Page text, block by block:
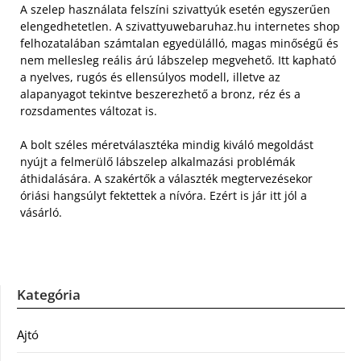
A szelep használata felszíni szivattyúk esetén egyszerűen
elengedhetetlen. A szivattyuwebaruhaz.hu internetes shop
felhozatalában számtalan egyedülálló, magas minőségű és
nem mellesleg reális árú lábszelep megvehető. Itt kapható
a nyelves, rugós és ellensúlyos modell, illetve az
alapanyagot tekintve beszerezhető a bronz, réz és a
rozsdamentes változat is.
A bolt széles méretválasztéka mindig kiváló megoldást
nyújt a felmerülő lábszelep alkalmazási problémák
áthidalására. A szakértők a választék megtervezésekor
óriási hangsúlyt fektettek a nívóra. Ezért is jár itt jól a
vásárló.
Kategória
Ajtó